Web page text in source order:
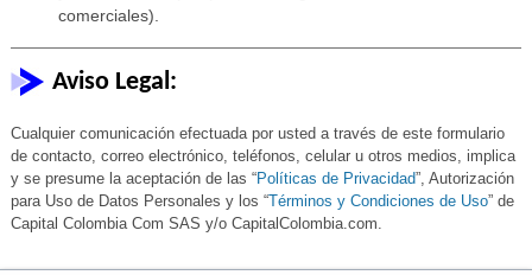
comerciales).
Aviso Legal:
Cualquier comunicación efectuada por usted a través de este formulario
de contacto, correo electrónico, teléfonos, celular u otros medios, implica
y se presume la aceptación de las “Políticas de Privacidad”, Autorización
para Uso de Datos Personales y los “Términos y Condiciones de Uso” de
Capital Colombia Com SAS y/o CapitalColombia.com.